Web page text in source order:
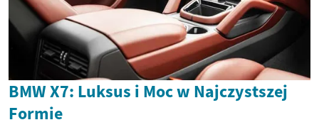
BMW X7: Luksus i Moc w Najczystszej
Formie